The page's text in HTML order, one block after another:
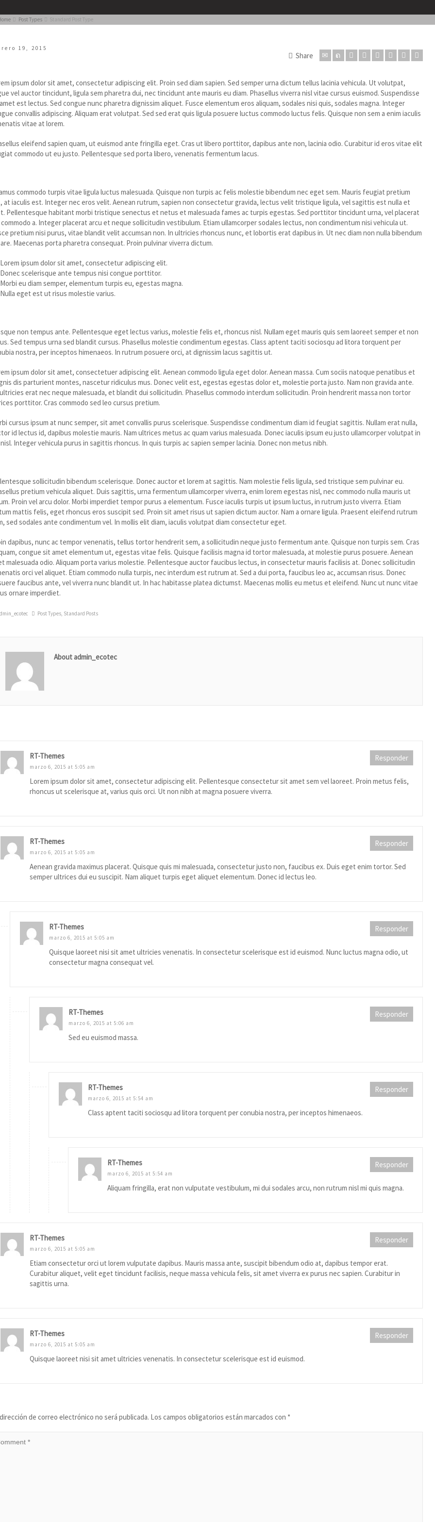
Post Types Standard Post Type
19, 2015
Share
ipsum dolor sit amet, consectetur adipiscing elit. Proin sed diam sapien. Sed semper urna dictum tellus lacinia vehicula. Ut volutpat,
vel auctor tincidunt, ligula sem pharetra dui, nec tincidunt ante mauris eu diam. Phasellus viverra nisl vitae cursus euismod. Suspendisse
est lectus.Sed congue nunc pharetra dignissim aliquet. Fusce elementum eros aliquam, sodales nisi quis, sodales magna. Integer
convallis adipiscing. Aliquam erat volutpat. Sed sed erat quis ligula posuere luctus commodo luctus felis. Quisque non sem a enim iaculis
vitae at lorem.
eleifend sapien quam, ut euismod ante fringilla eget. Cras ut libero porttitor, dapibus ante non, lacinia odio. Curabitur id eros vitae elit
commodo ut eu justo. Pellentesque sed porta libero, venenatis fermentum lacus.
commodo turpis vitae ligula luctus malesuada. Quisque non turpis ac felis molestie bibendum nec eget sem. Mauris feugiat pretium
at iaculis est. Integer nec eros velit. Aenean rutrum, sapien non consectetur gravida, lectus velit tristique ligula, vel sagittis est nulla et
Pellentesque habitant morbi tristique senectus et netus et malesuada fames ac turpis egestas. Sed porttitor tincidunt urna, vel placerat
a. Integer placerat arcu et neque sollicitudin vestibulum. Etiam ullamcorper sodales lectus, non condimentum nisi vehicula ut.
pretium nisi purus, vitae blandit velit accumsan non. In ultricies rhoncus nunc, et lobortis erat dapibus in. Ut nec diam non nulla bibendum
Maecenas porta pharetra consequat. Proin pulvinar viverra dictum.
Lorem ipsum dolor sit amet, consectetur adipiscing elit.
Donec scelerisque ante tempus nisi congue porttitor.
Morbi eu diam semper, elementum turpis eu, egestas magna.
Nulla eget est ut risus molestie varius.
non tempus ante. Pellentesque eget lectus varius, molestie felis et, rhoncus nisl. Nullam eget mauris quis sem laoreet semper et non
Sed tempus urna sed blandit cursus. Phasellus molestie condimentum egestas. Class aptent taciti sociosqu ad litora torquent per
nostra, per inceptos himenaeos. In rutrum posuere orci, at dignissim lacus sagittis ut.
ipsum dolor sit amet, consectetuer adipiscing elit. Aenean commodo ligula eget dolor. Aenean massa. Cum sociis natoque penatibus et
dis parturient montes, nascetur ridiculus mus. Donec velit est, egestas egestas dolor et, molestie porta justo. Nam non gravida ante.
erat nec neque malesuada, et blandit dui sollicitudin. Phasellus commodo interdum sollicitudin. Proin hendrerit massa non tortor
porttitor. Cras commodo sed leo cursus pretium.
cursus ipsum at nunc semper, sit amet convallis purus scelerisque. Suspendisse condimentum diam id feugiat sagittis. Nullam erat nulla,
id lectus id, dapibus molestie mauris. Nam ultrices metus ac quam varius malesuada. Donec iaculis ipsum eu justo ullamcorper volutpat in
Integer vehicula purus in sagittis rhoncus. In quis turpis ac sapien semper lacinia. Donec non metus nibh.
sollicitudin bibendum scelerisque. Donec auctor et lorem at sagittis. Nam molestie felis ligula, sed tristique sem pulvinar eu.
pretium vehicula aliquet. Duis sagittis, urna fermentum ullamcorper viverra, enim lorem egestas nisl, nec commodo nulla mauris ut
Proin vel arcu dolor. Morbi imperdiet tempor purus a elementum. Fusce iaculis turpis ut ipsum luctus, in rutrum justo viverra. Etiam
mattis felis, eget rhoncus eros suscipit sed. Proin sit amet risus ut sapien dictum auctor. Nam a ornare ligula. Praesent eleifend rutrum
sed sodales ante condimentum vel. In mollis elit diam, iaculis volutpat diam consectetur eget.
dapibus, nunc ac tempor venenatis, tellus tortor hendrerit sem, a sollicitudin neque justo fermentum ante. Quisque non turpis sem. Cras
congue sit amet elementum ut, egestas vitae felis. Quisque facilisis magna id tortor malesuada, at molestie purus posuere. Aenean
malesuada odio. Aliquam porta varius molestie. Pellentesque auctor faucibus lectus, in consectetur mauris facilisis at. Donec sollicitudin
orci vel aliquet. Etiam commodo nulla turpis, nec interdum est rutrum at. Sed a dui porta, faucibus leo ac, accumsan risus. Donec
faucibus ante, vel viverra nunc blandit ut. In hac habitasse platea dictumst. Maecenas mollis eu metus et eleifend. Nunc ut nunc vitae
ornare imperdiet.
Post Types, Standard Posts
About admin_ecotec
RT-Themes
marzo 6, 2015 at 5:05 am
Responder
Lorem ipsum dolor sit amet, consectetur adipiscing elit. Pellentesque consectetur sit amet sem vel laoreet. Proin metus felis,
rhoncus ut scelerisque at, varius quis orci. Ut non nibh at magna posuere viverra.
RT-Themes
marzo 6, 2015 at 5:05 am
Responder
Aenean gravida maximus placerat. Quisque quis mi malesuada, consectetur justo non, faucibus ex. Duis eget enim tortor. Sed
semper ultrices dui eu suscipit. Nam aliquet turpis eget aliquet elementum. Donec id lectus leo.
RT-Themes
marzo 6, 2015 at 5:05 am
Responder
Quisque laoreet nisi sit amet ultricies venenatis. In consectetur scelerisque est id euismod. Nunc luctus magna odio, ut
consectetur magna consequat vel.
RT-Themes
marzo 6, 2015 at 5:06 am
Responder
Sed eu euismod massa.
RT-Themes
marzo 6, 2015 at 5:54 am
Responder
Class aptent taciti sociosqu ad litora torquent per conubia nostra, per inceptos himenaeos.
RT-Themes
marzo 6, 2015 at 5:54 am
Responder
Aliquam fringilla, erat non vulputate vestibulum, mi dui sodales arcu, non rutrum nisl mi quis magna.
RT-Themes
marzo 6, 2015 at 5:05 am
Responder
Etiam consectetur orci ut lorem vulputate dapibus. Mauris massa ante, suscipit bibendum odio at, dapibus tempor erat.
Curabitur aliquet, velit eget tincidunt facilisis, neque massa vehicula felis, sit amet viverra ex purus nec sapien. Curabitur in
sagittis urna.
RT-Themes
marzo 6, 2015 at 5:05 am
Responder
Quisque laoreet nisi sit amet ultricies venenatis. In consectetur scelerisque est id euismod.
de correo electrónico no será publicada. Los campos obligatorios están marcados con *